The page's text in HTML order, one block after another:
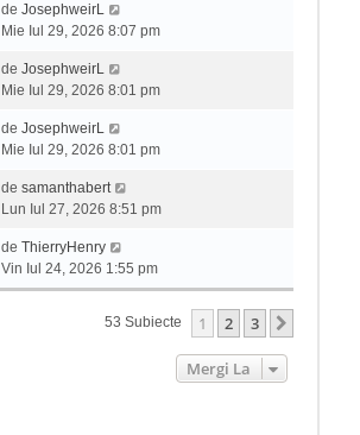
de JosephweirL
Mie Iul 29, 2026 8:07 pm
de JosephweirL
Mie Iul 29, 2026 8:01 pm
de JosephweirL
Mie Iul 29, 2026 8:01 pm
de samanthabert
Lun Iul 27, 2026 8:51 pm
de ThierryHenry
Vin Iul 24, 2026 1:55 pm
53 Subiecte 1 2 3
Mergi La